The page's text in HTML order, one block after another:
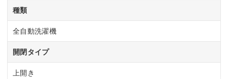
種類
全自動洗濯機
開閉タイプ
上開き